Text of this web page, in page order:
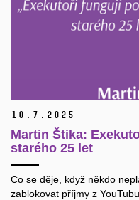
10. 7. 2025
Martin Štika:
starého 25 let
Co se děje, když někdo
zablokovat příjmy z